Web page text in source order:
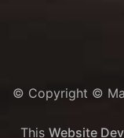
© Copyright ©
This Website